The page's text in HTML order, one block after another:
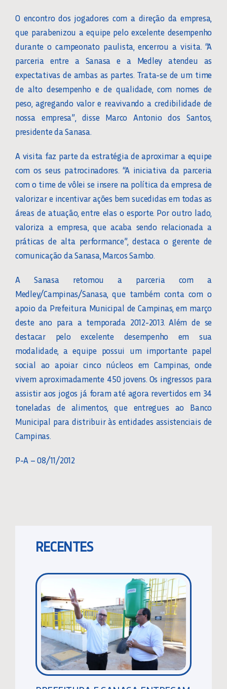
O encontro dos jogadores com a direção da empresa,
que parabenizou a equipe pelo excelente desempenho
durante o campeonato paulista, encerrou a visita. “A
parceria entre a Sanasa e a Medley atendeu as
expectativas de ambas as partes. Trata-se de um time
de alto desempenho e de qualidade, com nomes de
peso, agregando valor e reavivando a credibilidade de
nossa empresa”, disse Marco Antonio dos Santos,
presidente da Sanasa.
A visita faz parte da estratégia de aproximar a equipe
com os seus patrocinadores. “A iniciativa da parceria
com o time de vôlei se insere na política da empresa de
valorizar e incentivar ações bem sucedidas em todas as
áreas de atuação, entre elas o esporte. Por outro lado,
valoriza a empresa, que acaba sendo relacionada a
práticas de alta performance”, destaca o gerente de
comunicação da Sanasa, Marcos Sambo.
A Sanasa retomou a parceria com a
Medley/Campinas/Sanasa, que também conta com o
apoio da Prefeitura Municipal de Campinas, em março
deste ano para a temporada 2012-2013. Além de se
destacar pelo excelente desempenho em sua
modalidade, a equipe possui um importante papel
social ao apoiar cinco núcleos em Campinas, onde
vivem aproximadamente 450 jovens. Os ingressos para
assistir aos jogos já foram até agora revertidos em 34
toneladas de alimentos, que entregues ao Banco
Municipal para distribuir às entidades assistenciais de
Campinas.
P-A – 08/11/2012
RECENTES